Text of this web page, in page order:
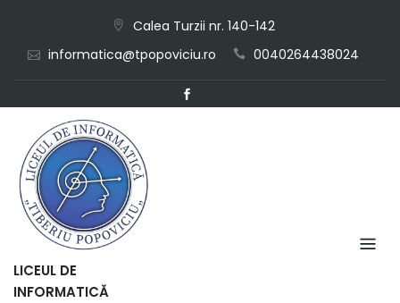
content
Calea Turzii nr. 140-142
informatica@tpopoviciu.ro
0040264438024
LICEUL DE
INFORMATICĂ